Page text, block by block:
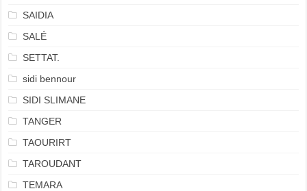
SAIDIA
SALÉ
SETTAT.
sidi bennour
SIDI SLIMANE
TANGER
TAOURIRT
TAROUDANT
TEMARA